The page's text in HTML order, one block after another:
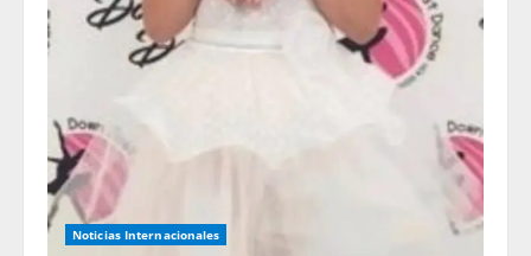
a
i
n
g
Noticias Internacionales